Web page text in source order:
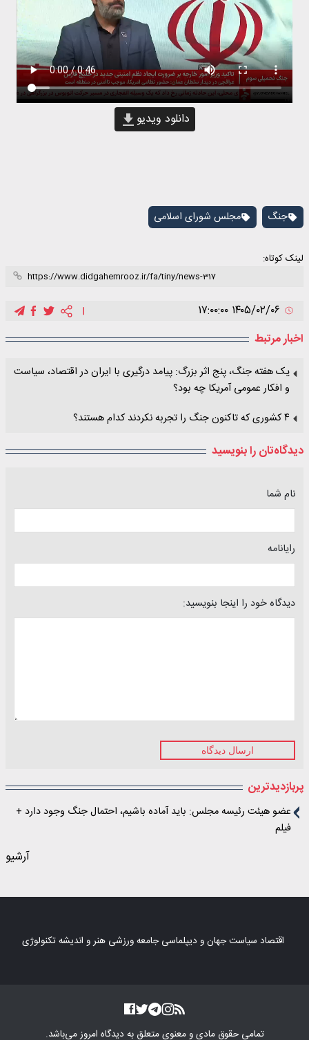
دانلود ویدیو
جنگ مجلس شورای اسلامی
لینک کوتاه:
اخبار مرتبط
یک هفته جنگ، پنج اثر بزرگ: پیامد درگیری با ایران در اقتصاد، سیاست
و افکار عمومی آمریکا چه بود؟
۴ کشوری که تاکنون جنگ را تجربه نکردند کدام هستند؟
دیدگاه‌تان را بنویسید
نام شما
رایانامه
دیدگاه خود را اینجا بنویسید:
ارسال دیدگاه
پربازدیدترین
عضو هیئت رئیسه مجلس: باید آماده باشیم، احتمال جنگ وجود دارد +
فیلم
آرشیو
اقتصاد سیاستجهان و دیپلماسیجامعهورزشی هنر و اندیشهتکنولوژی
تمامی حقوق مادی و معنوی متعلق به دیدگاه امروزمی‌باشد.